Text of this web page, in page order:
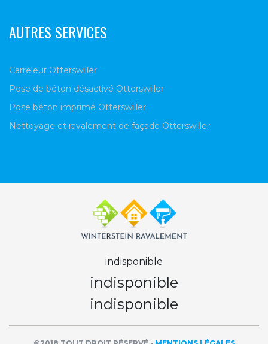
AUTRES SERVICES
Carreleur Otterswiller
Pose de béton désactivé Otterswiller
Pose béton imprimé Otterswiller
Nettoyage et ravalement de façade Otterswiller
indisponible
indisponible
indisponible